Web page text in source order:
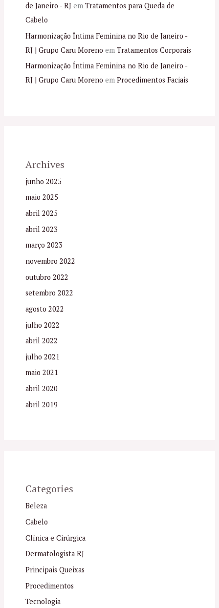
de Janeiro - RJem Tratamentos para Queda de
Cabelo
Harmonização Íntima Feminina no Rio de Janeiro -
RJ | Grupo Caru Moreno em Tratamentos Corporais
Harmonização Íntima Feminina no Rio de Janeiro -
RJ | Grupo Caru Moreno em Procedimentos Faciais
Archives
junho 2025
maio 2025
abril 2025
abril 2023
março 2023
novembro 2022
outubro 2022
setembro 2022
agosto 2022
julho 2022
abril 2022
julho 2021
maio 2021
abril 2020
abril 2019
Categories
Beleza
Cabelo
Clínica e Cirúrgica
Dermatologista RJ
Principais Queixas
Procedimentos
Tecnologia